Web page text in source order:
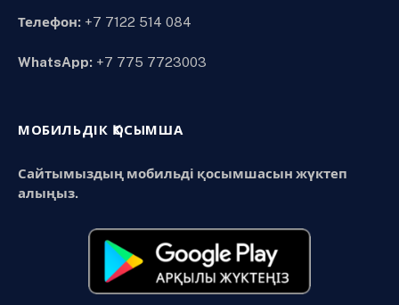
Телефон: +7 7122 514 084
WhatsApp: +7 775 7723003
МОБИЛЬДІК ҚОСЫМША
Сайтымыздың мобильді қосымшасын жүктеп
алыңыз.